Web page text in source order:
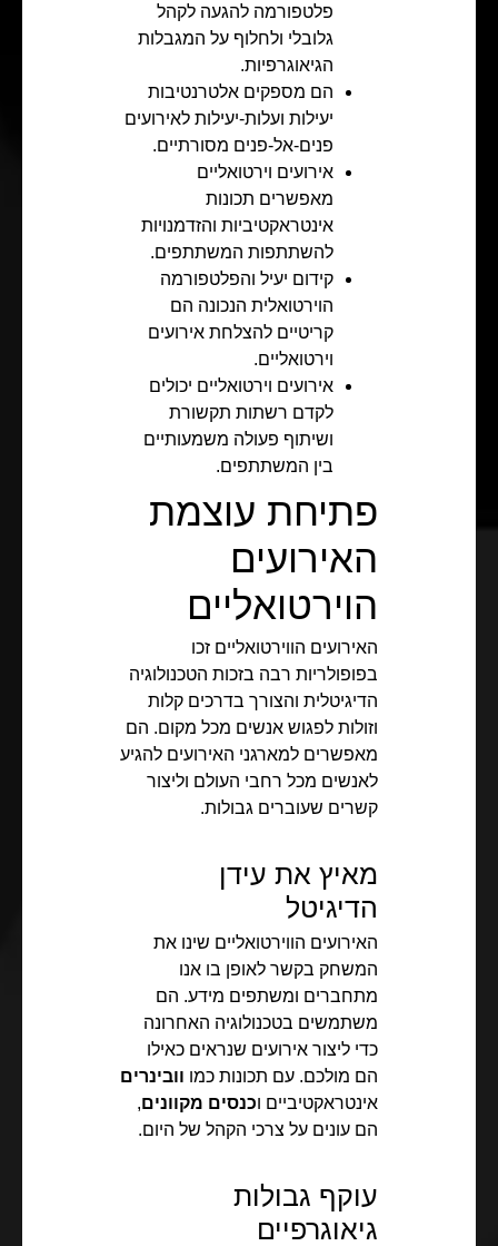
פלטפורמה להגעה לקהל
גלובלי ולחלוף על המגבלות
הגיאוגרפיות.
הם מספקים אלטרנטיבות
יעילות ועלות-יעילות לאירועים
פנים-אל-פנים מסורתיים.
אירועים וירטואליים
מאפשרים תכונות
אינטראקטיביות והזדמנויות
להשתתפות המשתתפים.
קידום יעיל והפלטפורמה
הוירטואלית הנכונה הם
קריטיים להצלחת אירועים
וירטואליים.
אירועים וירטואליים יכולים
לקדם רשתות תקשורת
ושיתוף פעולה משמעותיים
בין המשתתפים.
פתיחת עוצמת
האירועים
הוירטואליים
האירועים הווירטואליים זכו
בפופולריות רבה בזכות הטכנולוגיה
הדיגיטלית והצורך בדרכים קלות
וזולות לפגוש אנשים מכל מקום. הם
מאפשרים למארגני האירועים להגיע
לאנשים מכל רחבי העולם וליצור
קשרים שעוברים גבולות.
מאיץ את עידן
הדיגיטל
האירועים הווירטואליים שינו את
המשחק בקשר לאופן בו אנו
מתחברים ומשתפים מידע. הם
משתמשים בטכנולוגיה האחרונה
כדי ליצור אירועים שנראים כאילו
הם מולכם. עם תכונות כמווובינרים
אינטראקטיביים וכנסים מקוונים,
הם עונים על צרכי הקהל של היום.
עוקף גבולות
גיאוגרפיים